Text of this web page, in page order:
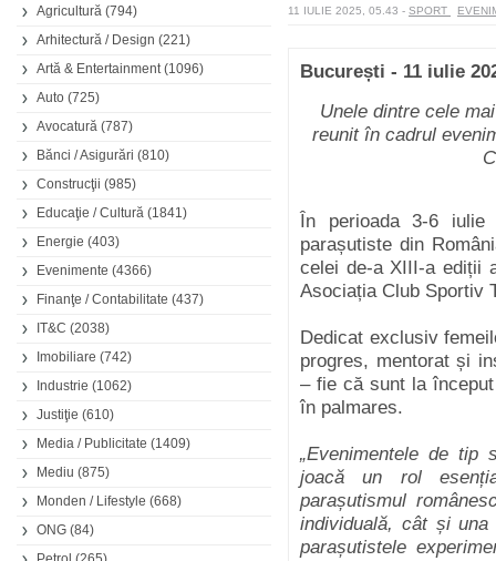
Agricultură (794)
Arhitectură / Design (221)
Artă & Entertainment(1096)
Auto (725)
Avocatură (787)
Bănci / Asigurări (810)
Construcţii (985)
Educaţie / Cultură (1841)
Energie (403)
Evenimente (4366)
Finanţe / Contabilitate (437)
IT&C (2038)
Imobiliare (742)
Industrie (1062)
Justiţie (610)
Media / Publicitate (1409)
Mediu (875)
Monden / Lifestyle (668)
ONG (84)
11 IULIE 2025, 05.43 - SPORT
București - 11 iulie
Unele dintre cele
reunit în cadrul
În perioada 3-6 iulie
parașutiste din
celei de-a XIII-a ediții
Asociația Club Sportiv
Dedicat exclusiv
progres, mentorat și
– fie că sunt la
în palmares.
„Evenimentele de tip
joacă un rol
parașutismul
individuală, cât și
parașutistele